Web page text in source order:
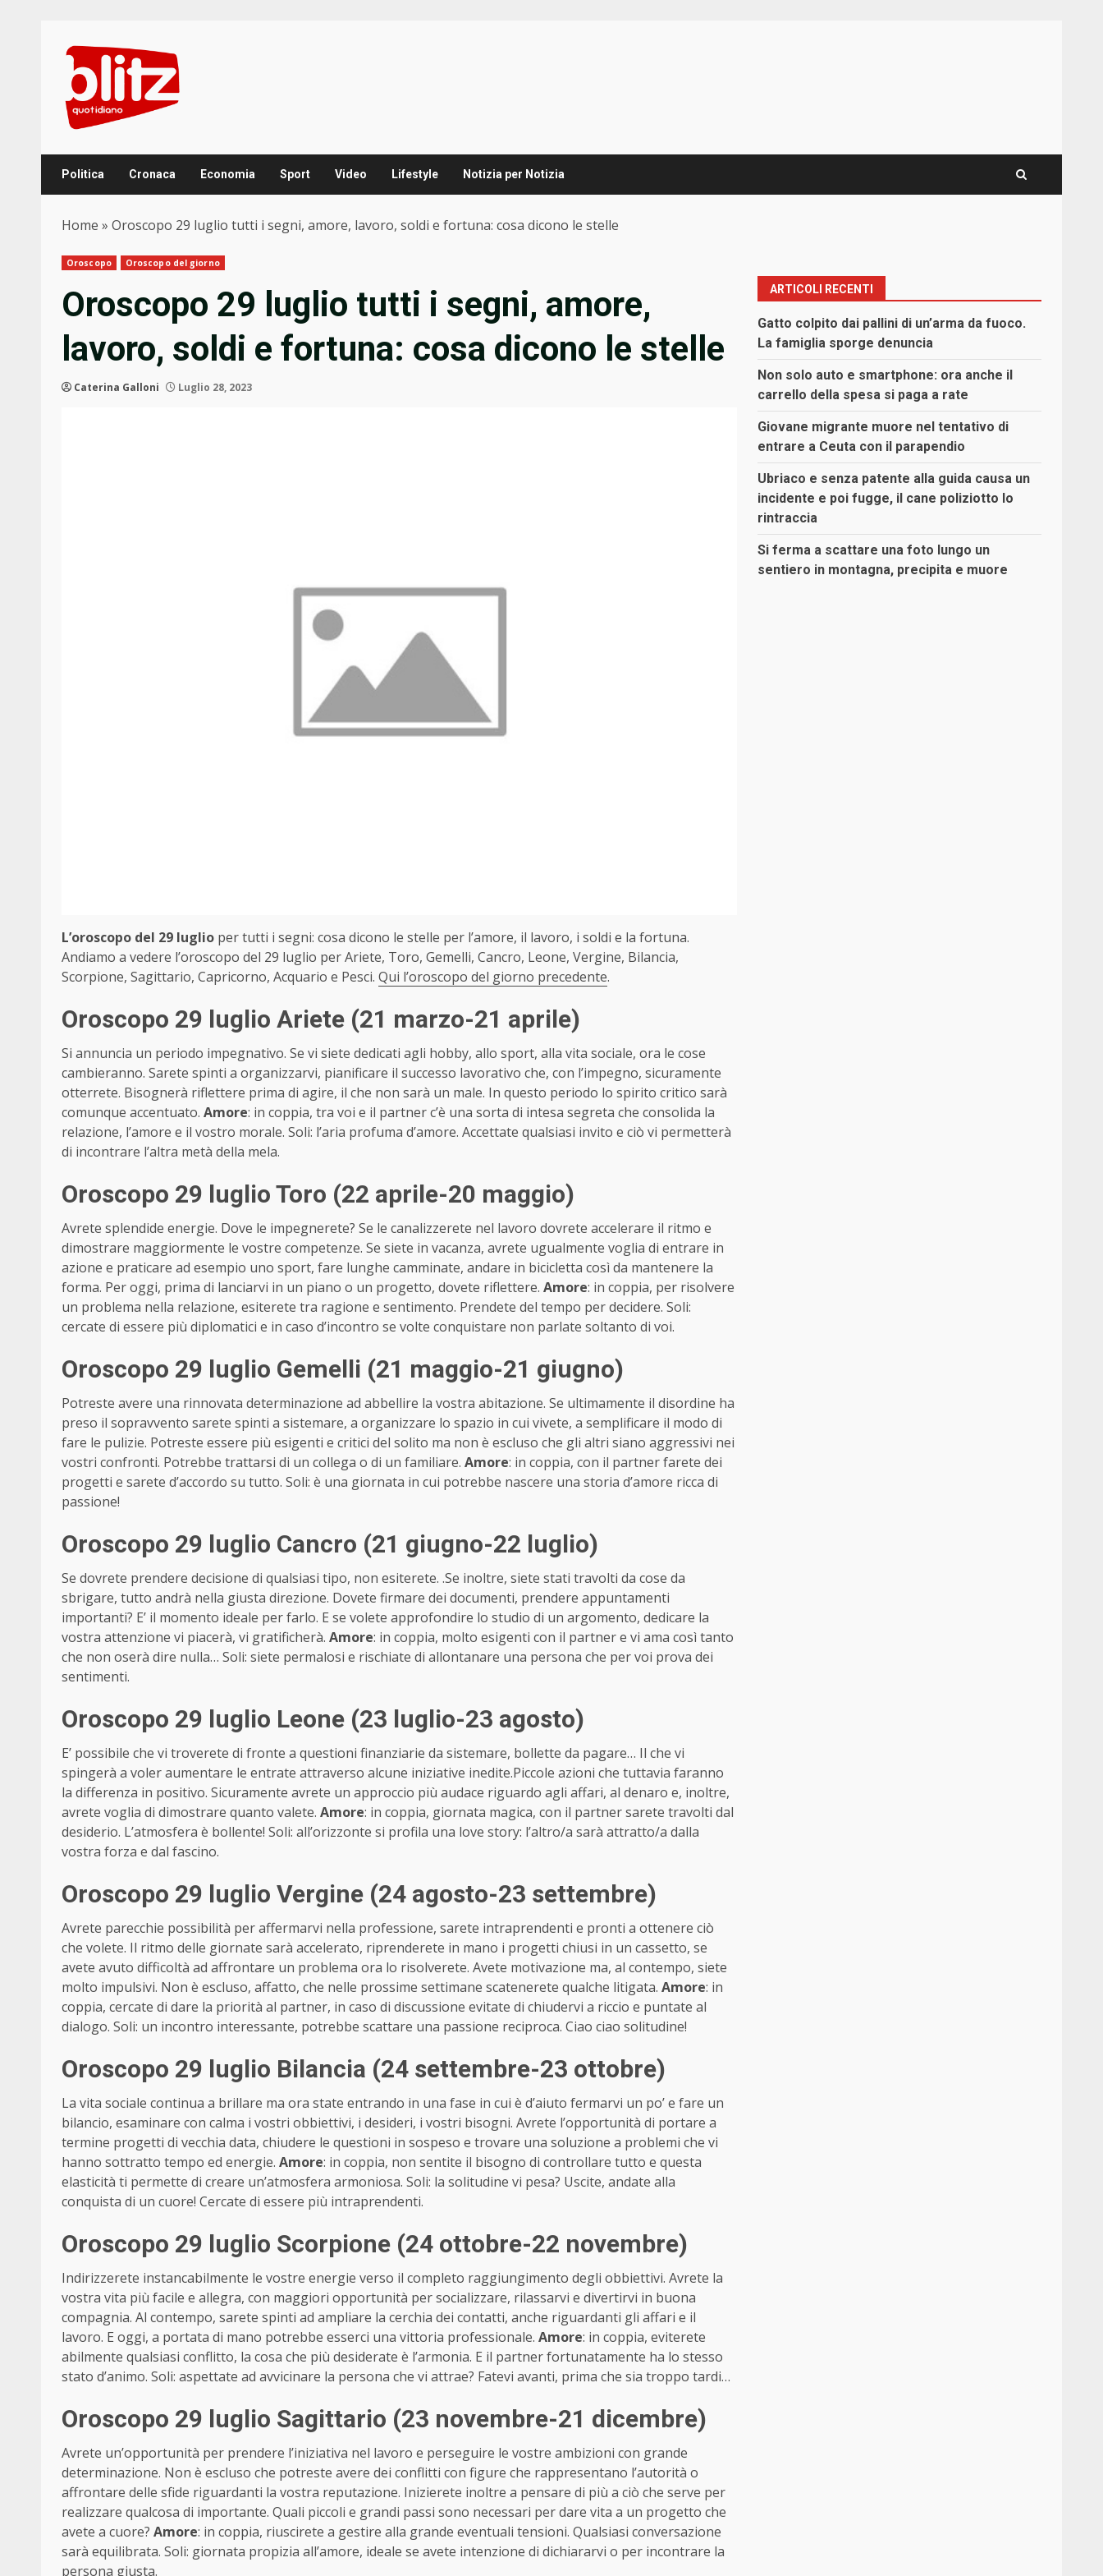
content
Politica Cronaca Economia Sport Video Lifestyle Notizia per Notizia
Home » Oroscopo 29 luglio tutti i segni, amore, lavoro, soldi e fortuna: cosa dicono le stelle
Oroscopo Oroscopo del giorno
Oroscopo 29 luglio tutti i segni, amore,
lavoro, soldi e fortuna: cosa dicono le stelle
Caterina Galloni Luglio 28, 2023
L’oroscopo del 29 luglio per tutti i segni: cosa dicono le stelle per l’amore, il lavoro, i soldi e la fortuna.
Andiamo a vedere l’oroscopo del 29 luglio per Ariete, Toro, Gemelli, Cancro, Leone, Vergine, Bilancia,
Scorpione, Sagittario, Capricorno, Acquario e Pesci. Qui l’oroscopo del giorno precedente.
Oroscopo 29 luglio Ariete (21 marzo-21 aprile)
Si annuncia un periodo impegnativo. Se vi siete dedicati agli hobby, allo sport, alla vita sociale, ora le cose
cambieranno. Sarete spinti a organizzarvi, pianificare il successo lavorativo che, con l’impegno, sicuramente
otterrete. Bisognerà riflettere prima di agire, il che non sarà un male. In questo periodo lo spirito critico sarà
comunque accentuato. Amore: in coppia, tra voi e il partner c’è una sorta di intesa segreta che consolida la
relazione, l’amore e il vostro morale. Soli: l’aria profuma d’amore. Accettate qualsiasi invito e ciò vi permetterà
di incontrare l’altra metà della mela.
Oroscopo 29 luglio Toro (22 aprile-20 maggio)
Avrete splendide energie. Dove le impegnerete? Se le canalizzerete nel lavoro dovrete accelerare il ritmo e
dimostrare maggiormente le vostre competenze. Se siete in vacanza, avrete ugualmente voglia di entrare in
azione e praticare ad esempio uno sport, fare lunghe camminate, andare in bicicletta così da mantenere la
forma. Per oggi, prima di lanciarvi in un piano o un progetto, dovete riflettere. Amore: in coppia, per risolvere
un problema nella relazione, esiterete tra ragione e sentimento. Prendete del tempo per decidere. Soli:
cercate di essere più diplomatici e in caso d’incontro se volte conquistare non parlate soltanto di voi.
Oroscopo 29 luglio Gemelli (21 maggio-21 giugno)
Potreste avere una rinnovata determinazione ad abbellire la vostra abitazione. Se ultimamente il disordine ha
preso il sopravvento sarete spinti a sistemare, a organizzare lo spazio in cui vivete, a semplificare il modo di
fare le pulizie. Potreste essere più esigenti e critici del solito ma non è escluso che gli altri siano aggressivi nei
vostri confronti. Potrebbe trattarsi di un collega o di un familiare. Amore: in coppia, con il partner farete dei
progetti e sarete d’accordo su tutto. Soli: è una giornata in cui potrebbe nascere una storia d’amore ricca di
passione!
Oroscopo 29 luglio Cancro (21 giugno-22 luglio)
Se dovrete prendere decisione di qualsiasi tipo, non esiterete. .Se inoltre, siete stati travolti da cose da
sbrigare, tutto andrà nella giusta direzione. Dovete firmare dei documenti, prendere appuntamenti
importanti? E’ il momento ideale per farlo. E se volete approfondire lo studio di un argomento, dedicare la
vostra attenzione vi piacerà, vi gratificherà. Amore: in coppia, molto esigenti con il partner e vi ama così tanto
che non oserà dire nulla… Soli: siete permalosi e rischiate di allontanare una persona che per voi prova dei
sentimenti.
Oroscopo 29 luglio Leone (23 luglio-23 agosto)
E’ possibile che vi troverete di fronte a questioni finanziarie da sistemare, bollette da pagare… Il che vi
spingerà a voler aumentare le entrate attraverso alcune iniziative inedite.Piccole azioni che tuttavia faranno
la differenza in positivo. Sicuramente avrete un approccio più audace riguardo agli affari, al denaro e, inoltre,
avrete voglia di dimostrare quanto valete. Amore: in coppia, giornata magica, con il partner sarete travolti dal
desiderio. L’atmosfera è bollente! Soli: all’orizzonte si profila una love story: l’altro/a sarà attratto/a dalla
vostra forza e dal fascino.
Oroscopo 29 luglio Vergine (24 agosto-23 settembre)
Avrete parecchie possibilità per affermarvi nella professione, sarete intraprendenti e pronti a ottenere ciò
che volete. Il ritmo delle giornate sarà accelerato, riprenderete in mano i progetti chiusi in un cassetto, se
avete avuto difficoltà ad affrontare un problema ora lo risolverete. Avete motivazione ma, al contempo, siete
molto impulsivi. Non è escluso, affatto, che nelle prossime settimane scatenerete qualche litigata. Amore: in
coppia, cercate di dare la priorità al partner, in caso di discussione evitate di chiudervi a riccio e puntate al
dialogo. Soli: un incontro interessante, potrebbe scattare una passione reciproca. Ciao ciao solitudine!
Oroscopo 29 luglio Bilancia (24 settembre-23 ottobre)
La vita sociale continua a brillare ma ora state entrando in una fase in cui è d’aiuto fermarvi un po’ e fare un
bilancio, esaminare con calma i vostri obbiettivi, i desideri, i vostri bisogni. Avrete l’opportunità di portare a
termine progetti di vecchia data, chiudere le questioni in sospeso e trovare una soluzione a problemi che vi
hanno sottratto tempo ed energie. Amore: in coppia, non sentite il bisogno di controllare tutto e questa
elasticità ti permette di creare un’atmosfera armoniosa. Soli: la solitudine vi pesa? Uscite, andate alla
conquista di un cuore! Cercate di essere più intraprendenti.
Oroscopo 29 luglio Scorpione (24 ottobre-22 novembre)
Indirizzerete instancabilmente le vostre energie verso il completo raggiungimento degli obbiettivi. Avrete la
vostra vita più facile e allegra, con maggiori opportunità per socializzare, rilassarvi e divertirvi in buona
compagnia. Al contempo, sarete spinti ad ampliare la cerchia dei contatti, anche riguardanti gli affari e il
lavoro. E oggi, a portata di mano potrebbe esserci una vittoria professionale. Amore: in coppia, eviterete
abilmente qualsiasi conflitto, la cosa che più desiderate è l’armonia. E il partner fortunatamente ha lo stesso
stato d’animo. Soli: aspettate ad avvicinare la persona che vi attrae? Fatevi avanti, prima che sia troppo tardi…
Oroscopo 29 luglio Sagittario (23 novembre-21 dicembre)
Avrete un’opportunità per prendere l’iniziativa nel lavoro e perseguire le vostre ambizioni con grande
determinazione. Non è escluso che potreste avere dei conflitti con figure che rappresentano l’autorità o
affrontare delle sfide riguardanti la vostra reputazione. Inizierete inoltre a pensare di più a ciò che serve per
realizzare qualcosa di importante. Quali piccoli e grandi passi sono necessari per dare vita a un progetto che
avete a cuore? Amore: in coppia, riuscirete a gestire alla grande eventuali tensioni. Qualsiasi conversazione
sarà equilibrata. Soli: giornata propizia all’amore, ideale se avete intenzione di dichiararvi o per incontrare la
persona giusta.
ARTICOLI RECENTI
Gatto colpito dai pallini di un’arma da fuoco.
La famiglia sporge denuncia
Non solo auto e smartphone: ora anche il
carrello della spesa si paga a rate
Giovane migrante muore nel tentativo di
entrare a Ceuta con il parapendio
Ubriaco e senza patente alla guida causa un
incidente e poi fugge, il cane poliziotto lo
rintraccia
Si ferma a scattare una foto lungo un
sentiero in montagna, precipita e muore